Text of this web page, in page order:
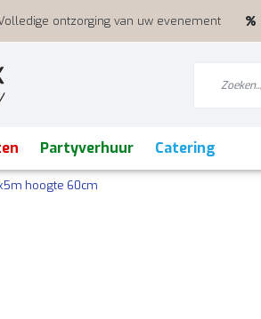
ontzorging van uw evenement
Partyverhuur Catering
hoogte 60cm